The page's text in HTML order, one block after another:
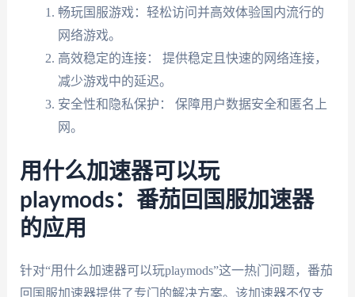
畅玩国服游戏：轻松访问并高效体验国内流行的
网络游戏。
高效稳定的连接： 提供稳定且快速的网络连接，
减少游戏中的延迟。
安全性和隐私保护： 保障用户数据安全和匿名上
网。
用什么加速器可以玩
playmods：番茄回国服加速器
的应用
针对“用什么加速器可以玩playmods”这一热门问题，番茄
回国服加速器提供了专门的解决方案。该加速器不仅支